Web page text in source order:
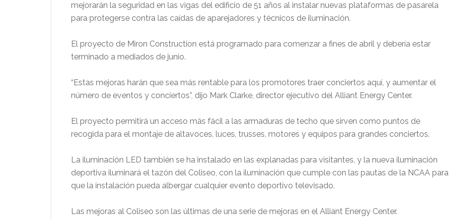
mejorarán la seguridad en las vigas del edificio de 51 años al instalar nuevas plataformas de pasarela
para protegerse contra las caídas de aparejadores y técnicos de iluminación.
El proyecto de Miron Construction está programado para comenzar a fines de abril y debería estar
terminado a mediados de junio.
“Estas mejoras harán que sea más rentable para los promotores traer conciertos aquí, y aumentar el
número de eventos y conciertos”, dijo Mark Clarke, director ejecutivo del Alliant Energy Center.
El proyecto permitirá un acceso más fácil a las armaduras de techo que sirven como puntos de
recogida para el montaje de altavoces, luces, trusses, motores y equipos para grandes conciertos.
La iluminación LED también se ha instalado en las explanadas para visitantes, y la nueva iluminación
deportiva iluminará el tazón del Coliseo, con la iluminación que cumple con las pautas de la NCAA para
que la instalación pueda albergar cualquier evento deportivo televisado.
Las mejoras al Coliseo son las últimas de una serie de mejoras en el Alliant Energy Center.